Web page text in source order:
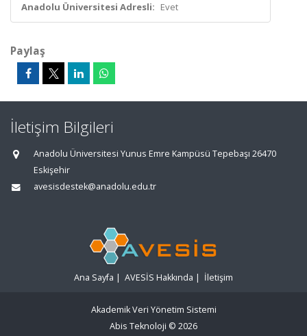
Anadolu Üniversitesi Adresli: Evet
Paylaş
İletişim Bilgileri
Anadolu Üniversitesi Yunus Emre Kampüsü Tepebaşı 26470
Eskişehir
avesisdestek@anadolu.edu.tr
Ana Sayfa | AVESİS Hakkında | İletişim
Akademik Veri Yönetim Sistemi
Abis Teknoloji © 2026